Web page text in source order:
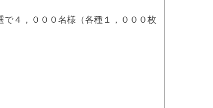
４，０００名様（各種１，０００枚